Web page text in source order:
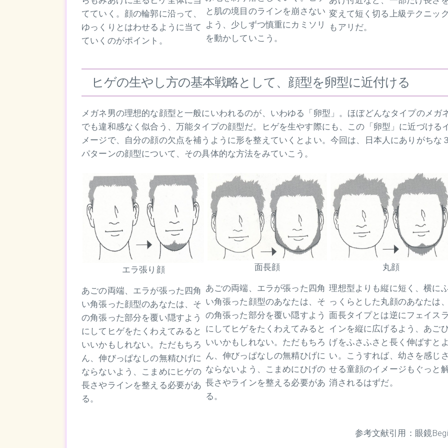
てていく。顔の輪郭に沿って、
ゆっくりとはわせるように当て
ていくのがポイント。
と肌の境目のラインを崩さない
よう、少しずつ慎重にカミソリ
を動かしていこう。
変えて短く切る上級テクニック
もアリだ。
ヒゲの生やし方の基本戦略として、顔型を卵型に近付ける
メガネ男の理想的な顔型と一般にいわれるのが、いわゆる「卵型」。ほぼどんなタイプのメガ
でも違和感なく似合う、万能タイプの顔型だ。ヒゲを生やす際にも、この「卵型」に近づける
メージで、自分の顔の欠点を補うように形を整えていくとよい。今回は、日本人にありがちな３
パターンの顔型について、その具体的な方法をみていこう。
エラ張り顔
あごの両端、エラが張った四角
い角張った顔型のあなたは、そ
の角張った部分を覆い隠すよう
にしてヒゲをたくわえてみると
いいかもしれない。ただもちろ
ん、伸びっぱなしの無精ひげに
ならないよう、こまめにヒゲの
長さやラインを整える必要があ
る。
面長顔
あごの両端、エラが張った四角
い角張った顔型のあなたは、そ
の角張った部分を覆い隠すよう
にしてヒゲをたくわえてみると
いいかもしれない。ただもちろ
ん、伸びっぱなしの無精ひげに
ならないよう、こまめにひげの
長さやラインを整える必要があ
る。
丸顔
理想型よりも縦に短く、横に
っくらとした丸顔のあなたは、
面長タイプとは逆にフェイスラ
インを縦に広げるよう、あご
げをふさふさと長く伸ばすとよ
い。こうすれば、幼さを感じさ
せる童顔のイメージもぐっと
消されるはずだ。
参考文献引用：眼鏡